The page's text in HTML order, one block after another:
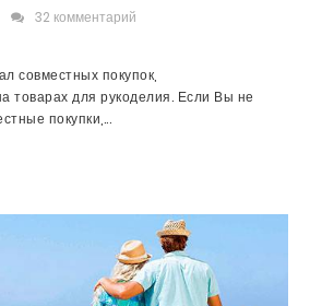
32 комментарий
совместных покупок,
товарах для рукоделия. Если Вы не
покупки,...